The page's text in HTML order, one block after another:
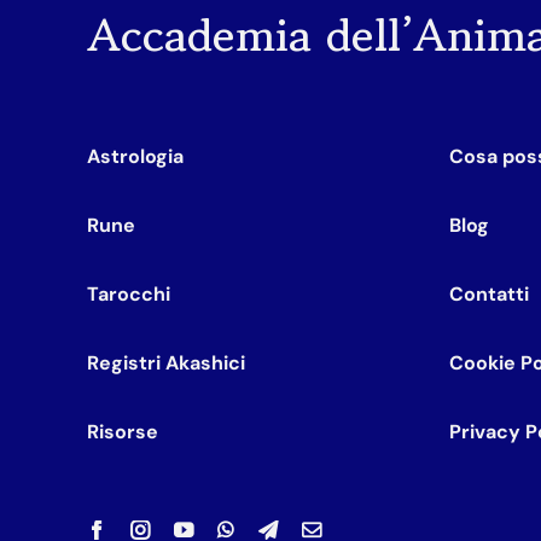
Accademia
Astrologia
Rune
Tarocchi
Registri Akashici
Risorse
Cosa
Blog
Contatti
Cookie
Privacy